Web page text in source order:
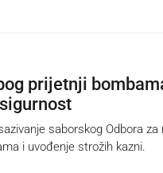
prijetnji
saborskog Odbora
i uvođenje strožih kazni.